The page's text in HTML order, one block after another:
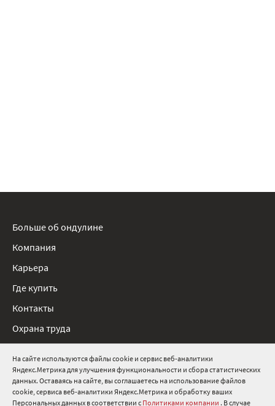
На сайте используются файлы cookie и сервис веб-аналитики
Яндекс.Метрика для улучшения функциональности и сбора статистических
данных. Оставаясь на сайте, вы соглашаетесь на использование файлов
cookie, сервиса веб-аналитики Яндекс.Метрика и обработку ваших
Персональных данных в соответствии с Политиками компании . В случае
8 800 511 91 82
info@onduline.ru
Больше об ондулине
Компания
Карьера
Где купить
Контакты
Охрана труда